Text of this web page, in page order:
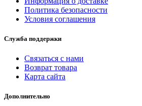
Политика безопасности
Условия соглашения
Служба поддержки
Связаться с нами
Возврат товара
Карта сайта
Дополнительно